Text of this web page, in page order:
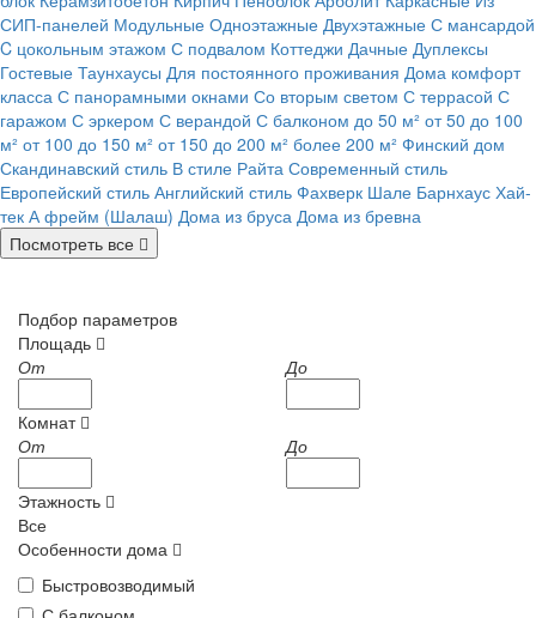
СИП-панелей Модульные Одноэтажные Двухэтажные С мансардой
C цокольным этажом С подвалом Коттеджи Дачные Дуплексы
Гостевые Таунхаусы Для постоянного проживания Дома комфорт
класса С панорамными окнами Со вторым светом С террасой С
гаражом С эркером С верандой С балконом до 50 м² от 50 до 100
м² от 100 до 150 м² от 150 до 200 м² более 200 м² Финский дом
Скандинавский стиль В стиле Райта Современный стиль
Европейский стиль Английский стиль Фахверк Шале Барнхаус Хай-
тек А фрейм (Шалаш) Дома из бруса Дома из бревна
Посмотреть все
Подбор параметров
Площадь
От
До
Комнат
От
До
Этажность
Все
Особенности дома
Быстровозводимый